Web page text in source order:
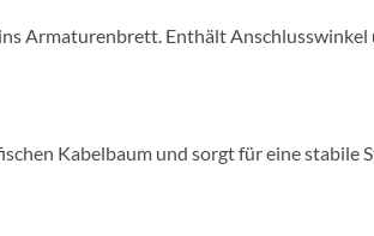
Armaturenbrett. Enthält Anschlusswinkel
Kabelbaum und sorgt für eine stabile